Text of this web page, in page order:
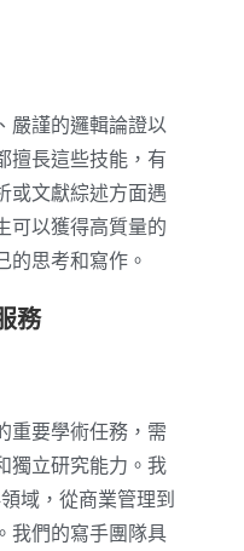
嚴謹的邏輯論證以
擅長這些技能，有
或文獻綜述方面遇
可以獲得高質量的
的思考和寫作。
務
重要學術任務，需
獨立研究能力。我
域，從商業管理到
我們的寫手團隊具